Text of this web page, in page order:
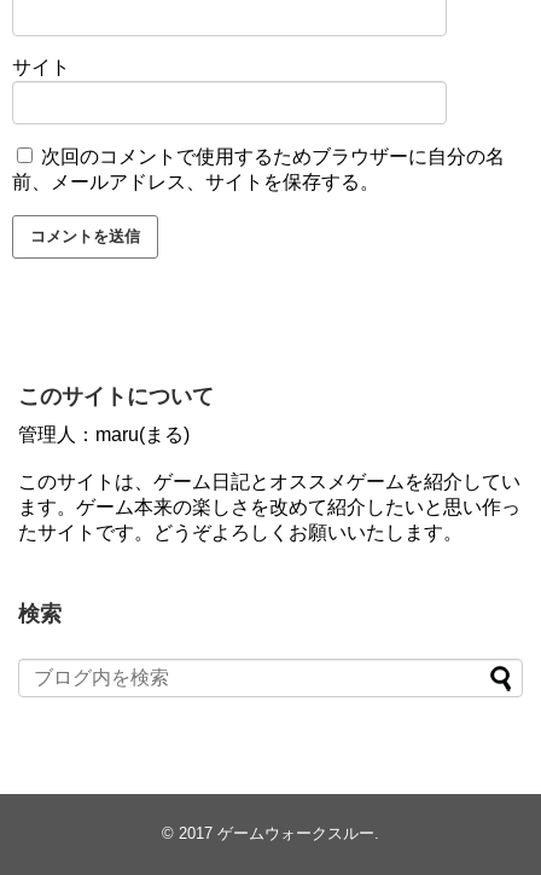
サイト
次回のコメントで使用するためブラウザーに自分の名
前、メールアドレス、サイトを保存する。
このサイトについて
管理人：maru(まる)
このサイトは、ゲーム日記とオススメゲームを紹介してい
ます。ゲーム本来の楽しさを改めて紹介したいと思い作っ
たサイトです。どうぞよろしくお願いいたします。
検索
© 2017 ゲームウォークスルー